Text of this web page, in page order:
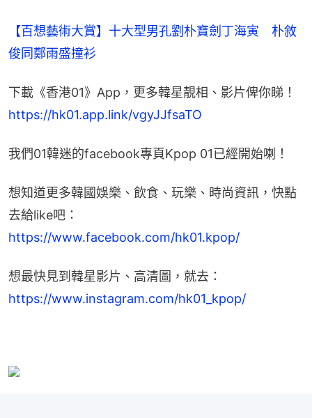
【百想藝術大賞】十大型男孔劉朴寶劍丁海寅　朴敘
俊同鄭雨盛撞衫
下載《香港01》App，更多韓星靚相、影片俾你睇！
https://hk01.app.link/vgyJJfsaTO
我們01韓迷的facebook專頁Kpop 01已經開始喇！
想知道更多韓國娛樂、飲食、玩樂、時尚資訊，快點
去給like吧：
https://www.facebook.com/hk01.kpop/
想最快見到韓星影片、高清圖，就去：
https://www.instagram.com/hk01_kpop/